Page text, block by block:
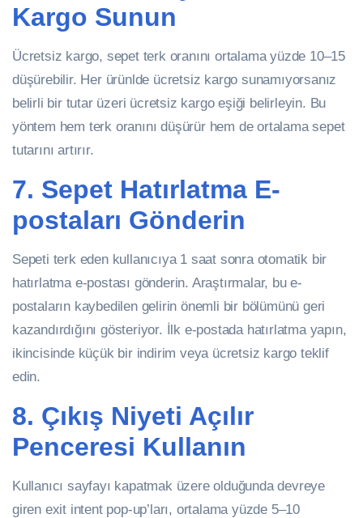
Kargo Sunun
Ücretsiz kargo, sepet terk oranını ortalama yüzde 10–15
düşürebilir. Her ürünlde ücretsiz kargo sunamıyorsanız
belirli bir tutar üzeri ücretsiz kargo eşiği belirleyin. Bu
yöntem hem terk oranını düşürür hem de ortalama sepet
tutarını artırır.
7. Sepet Hatırlatma E-
postaları Gönderin
Sepeti terk eden kullanıcıya 1 saat sonra otomatik bir
hatırlatma e-postası gönderin. Araştırmalar, bu e-
postaların kaybedilen gelirin önemli bir bölümünü geri
kazandırdığını gösteriyor. İlk e-postada hatırlatma yapın,
ikincisinde küçük bir indirim veya ücretsiz kargo teklif
edin.
8. Çıkış Niyeti Açılır
Penceresi Kullanın
Kullanıcı sayfayı kapatmak üzere olduğunda devreye
giren exit intent pop-up’ları, ortalama yüzde 5–10